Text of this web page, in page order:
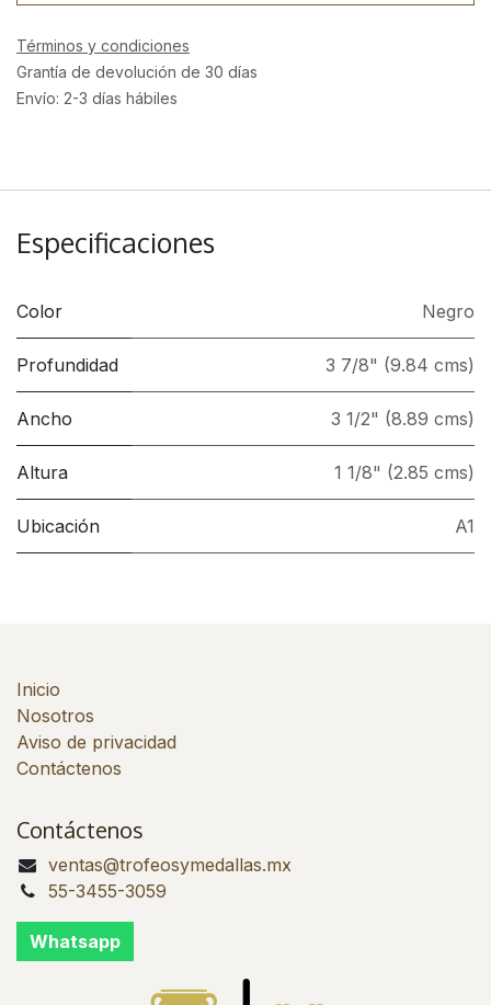
Términos y condiciones
Grantía de devolución de 30 días
Envío: 2-3 días hábiles
Especificaciones
Color Negro
Profundidad 3 7/8" (9.84 cms)
Ancho 3 1/2" (8.89 cms)
Altura 1 1/8" (2.85 cms)
Ubicación A1
Inicio
Nosotros
Aviso de privacidad
Contáctenos
Contáctenos
ventas@trofeosymedallas.mx
55-3455-3059
Whatsapp